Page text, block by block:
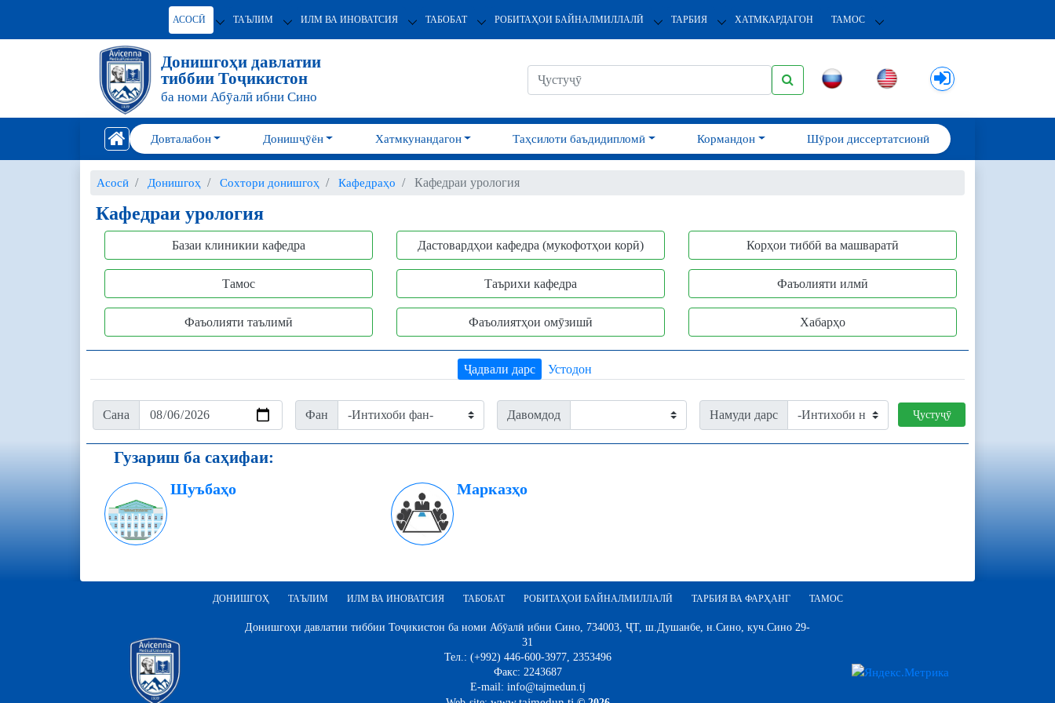
АСОСӢ ТАЪЛИМ ИЛМ ВА ИНОВАТСИЯ ТАБОБАТ РОБИТАҲОИ БАЙНАЛМИЛЛАЛӢ ТАРБИЯ ХАТМКАРДАГОН ТАМОС
Донишгоҳи давлатии
тиббии Тоҷикистон
ба номи Абӯалӣ ибни Сино
Довталабон Донишҷӯён Хатмкунандагон Таҳсилоти баъдидипломӣ Кормандон Шӯрои диссертатсионӣ
Асосӣ Донишгоҳ Сохтори донишгоҳ Кафедраҳо Кафедраи урология
Кафедраи урология
Базаи клиникии кафедра Дастовардҳои кафедра (мукофотҳои корӣ) Корҳои тиббӣ ва машваратӣ
Тамос Таърихи кафедра Фаъолияти илмӣ
Фаъолияти таълимӣ Фаъолиятҳои омӯзишӣ Хабарҳо
Ҷадвали дарс Устодон
Сана Фан Давомдод Намуди дарс Ҷустуҷӯ
Гузариш ба саҳифаи:
Шуъбаҳо Марказҳо
ДОНИШГОҲ ТАЪЛИМ ИЛМ ВА ИНОВАТСИЯ ТАБОБАТ РОБИТАҲОИ БАЙНАЛМИЛЛАЛӢ ТАРБИЯ ВА ФАРҲАНГ ТАМОС
Донишгоҳи давлатии тиббии Тоҷикистон ба номи Абӯалӣ ибни Сино, 734003, ҶТ, ш.Душанбе, н.Сино, куч.Сино 29-
31
Тел.: (+992) 446-600-3977, 2353496
Факс: 2243687
E-mail: info@tajmedun.tj